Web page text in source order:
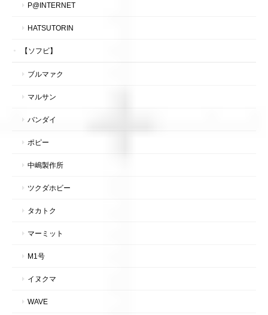
P@INTERNET
HATSUTORIN
【ソフビ】
ブルマァク
マルサン
バンダイ
ポピー
中嶋製作所
ツクダホビー
タカトク
マーミット
M1号
イヌクマ
WAVE